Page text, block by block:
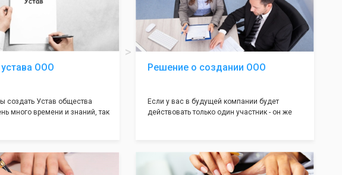
ООО
создать Устав общества
много времени и знаний, так
предоставит вам свой
Общества, который
Решение о создании ООО
Если у вас в будущей компании будет
действовать только один участник - он же
грамотно составят данное заявление, а Вам
нужно будет только поставить подпись на